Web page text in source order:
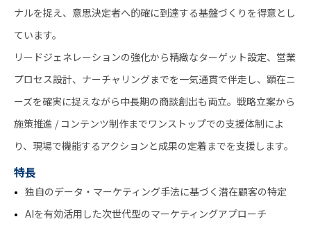
ナルを捉え、意思決定者へ的確に到達する基盤づくりを得意とし
ています。
リードジェネレーションの強化から精緻なターゲット設定、営業
プロセス設計、ナーチャリングまでを一気通貫で伴走し、顕在ニ
ーズを確実に捉えながら中長期の商談創出も両立。戦略立案から
施策推進 / コンテンツ制作までワンストップでの支援体制によ
り、現場で機能するアクションと成果の定着までを支援します。
特長
独自のデータ・マーケティング手法に基づく潜在顧客の特定
AIを有効活用した次世代型のマーケティングアプローチ